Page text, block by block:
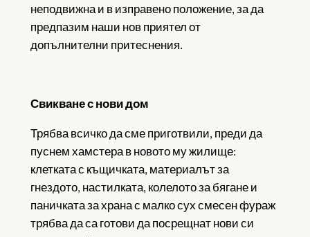
неподвижна и в изправено положение, за да
предпазим наши нов приятел от
допълнителни притеснения.
Свикване с нови дом
Трябва всичко да сме приготвили, преди да
пуснем хамстера в новото му жилище:
клетката с къщичката, материалът за
гнездото, настилката, колелото за бягане и
паничката за храна с малко сух смесен фураж
трябва да са готови да посрещнат нови си